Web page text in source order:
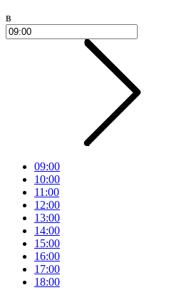
в
09:00
10:00
11:00
12:00
13:00
14:00
15:00
16:00
17:00
18:00